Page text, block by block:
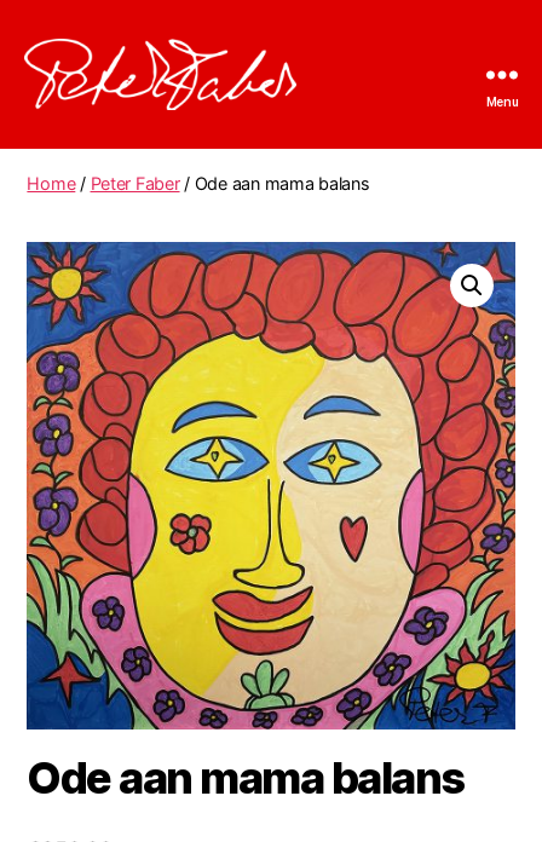
Faber
Menu
Home/ Peter Faber/ Ode aan mama balans
Ode aan mama balans